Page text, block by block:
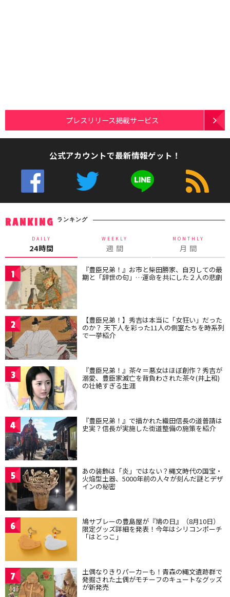
プレスリリース掲載サービス
公式アカウントで最新情報ゲット！
RANKING ランキング
DAILY
24時間
WEEKLY
週 間
MONTHLY
月 間
1 『豊臣兄弟！』お市と柴田勝家、自刃しての最
期と「辞世の句」…運命を共にした２人の悲劇
2 【豊臣兄弟！】秀吉は本当に「女狂い」だった
のか？ 天下人を彩った11人の側室たちを時系列
で一挙紹介
3 『豊臣兄弟！』茶々＝悪女はほぼ創作？秀吉が
溺愛、豊臣家滅亡を背負わされた茶々(井上和)
の壮絶すぎる生涯
4 『豊臣兄弟！』で描かれた織田信長の道普請は
史実？信長が実施した街道整備の施策を紹介
5 あの装飾は「炎」ではない？縄文時代の国宝・
火焔型土器、5000年前の人々が刻んだ謎とデザ
インの秘密
6 鳩サブレーの豊島屋が『鳩の日』（8月10日）
限定グッズ詳細を発表！今年はシリコンポーチ
「はとっこ」
7 土偶なりきりパーカーも！青森の縄文遺跡群で
発掘された土偶がモチーフのキュートなグッズ
が新発売